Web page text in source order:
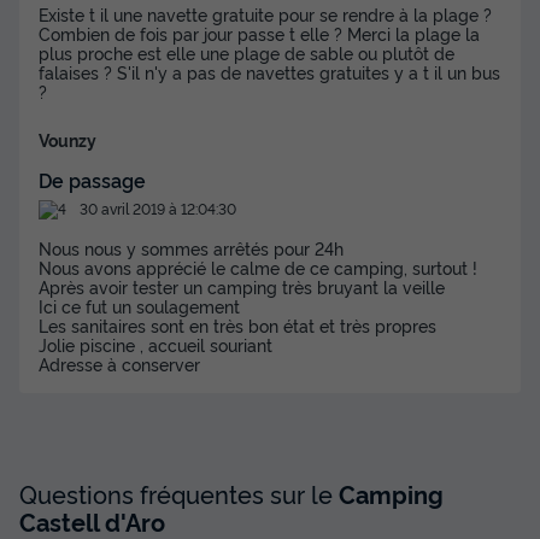
Existe t il une navette gratuite pour se rendre à la plage ?
Combien de fois par jour passe t elle ? Merci la plage la
plus proche est elle une plage de sable ou plutôt de
falaises ? S'il n'y a pas de navettes gratuites y a t il un bus
?
Vounzy
De passage
30 avril 2019 à 12:04:30
Nous nous y sommes arrêtés pour 24h
Nous avons apprécié le calme de ce camping, surtout !
Après avoir tester un camping très bruyant la veille
Ici ce fut un soulagement
Les sanitaires sont en très bon état et très propres
Jolie piscine , accueil souriant
Adresse à conserver
Questions fréquentes sur leCamping
Castell d'Aro